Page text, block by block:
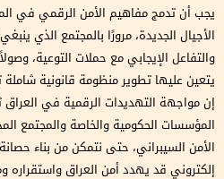
يجب أن تدمج مفاهيم الأمن الرقمي في
الأجيال الجديدة، مرورًا بالمجتمع الذي
والتفاعل الإيجابي مع حملات التوعية،
يتعين عليها تطوير منظومة قانونية شاملة
إن مواجهة التهديدات الرقمية في العراق
المؤسسات الحكومية والخاصة والمجتمع
الأمن السيبراني، حتى نتمكن من بناء
إلكتروني قد يهدد أمن العراق واستقراره